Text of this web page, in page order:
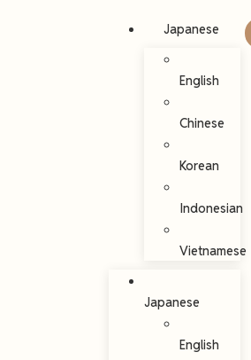
Japanese
English
Chinese
Korean
Indonesian
Vietnamese
Japanese
English